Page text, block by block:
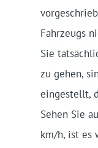
Fahrzeugs
Sie
zu gehen,
eingestellt,
Sehen Sie
km/h, ist es